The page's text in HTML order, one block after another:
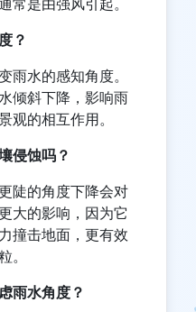
常是由强风引起。
？
雨水的感知角度。
倾斜下降，影响雨
观的相互作用。
侵蚀吗？
陡的角度下降会对
大的影响，因为它
撞击地面，更有效
。
雨水角度？